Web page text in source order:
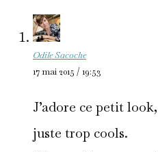
Odile Sacoche
17 mai 2015 / 19:53
J’adore ce petit
juste trop cools.